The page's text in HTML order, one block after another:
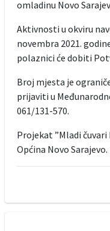
omladinu Novo
Aktivnosti u okviru
novembra 2021.
polaznici će dobiti
Broj mjesta je
prijaviti u
061/131-570.
Projekat ”Mladi
Općina Novo Sarajevo.